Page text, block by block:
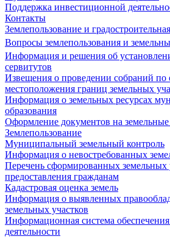
Поддержка инвестиционной
Контакты
Землепользование и
Вопросы землепользования и
Информация и решения об
сервитутов
Извещения о проведении собраний по
местоположения границ земельных
Информация о земельных ресурсах
образования
Оформление документов на земельные
Землепользование
Муниципальный земельный контроль
Информация о невостребованных
Перечень сформированных земельных
предоставления гражданам
Кадастровая оценка земель
Информация о выявленных
земельных участков
Информационная система обеспечения
деятельности